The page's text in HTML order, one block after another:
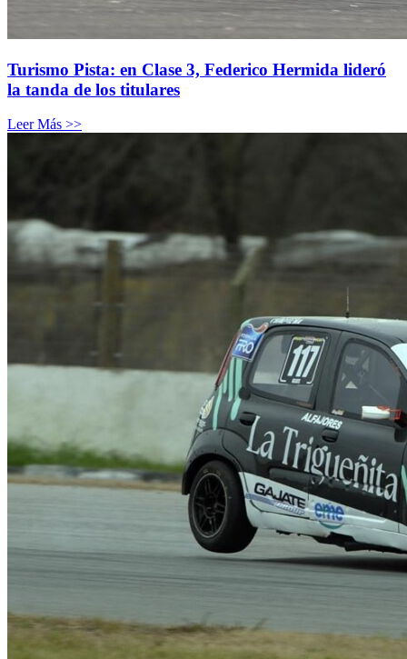
Turismo Pista: en Clase 3, Federico Hermida lideró
la tanda de los titulares
Leer Más >>